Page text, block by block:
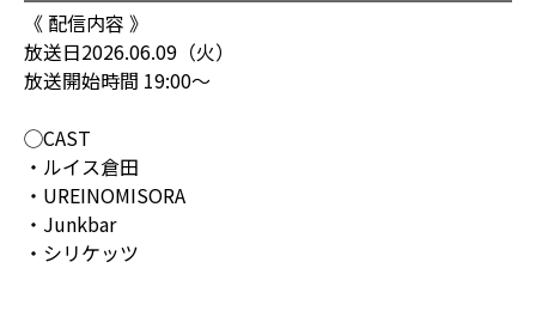
《 配信内容 》
放送日2026.06.09（火）
放送開始時間 19:00〜
◯CAST
・ルイス倉田
・UREINOMISORA
・Junkbar
・シリケッツ